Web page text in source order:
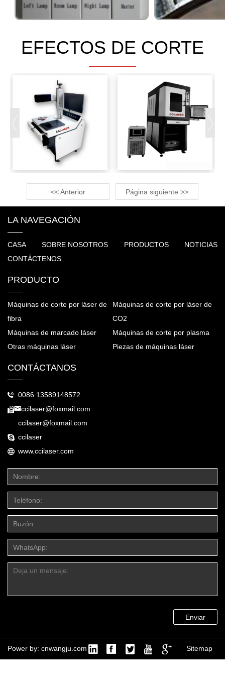
EFECTOS DE CORTE
<< Anterior Página siguiente >>
LA NAVEGACIÓN
CASA SOBRE NOSOTROS PRODUCTOS
NOTICIAS
CONTÁCTENOS
PRODUCTO
Máquinas de corte por láser de
fibra
Máquinas de corte por láser de
CO2
Máquinas de marcado láser
Máquinas de corte por plasma
Otras máquinas láser
Piezas de máquinas láser
CONTÁCTANOS
0086 13589148572
ccilaser@foxmail.com
ccilaser@foxmail.com
ccilaser
www.ccilaser.com
Enviar
Power by: cnwangju.com Sitemap